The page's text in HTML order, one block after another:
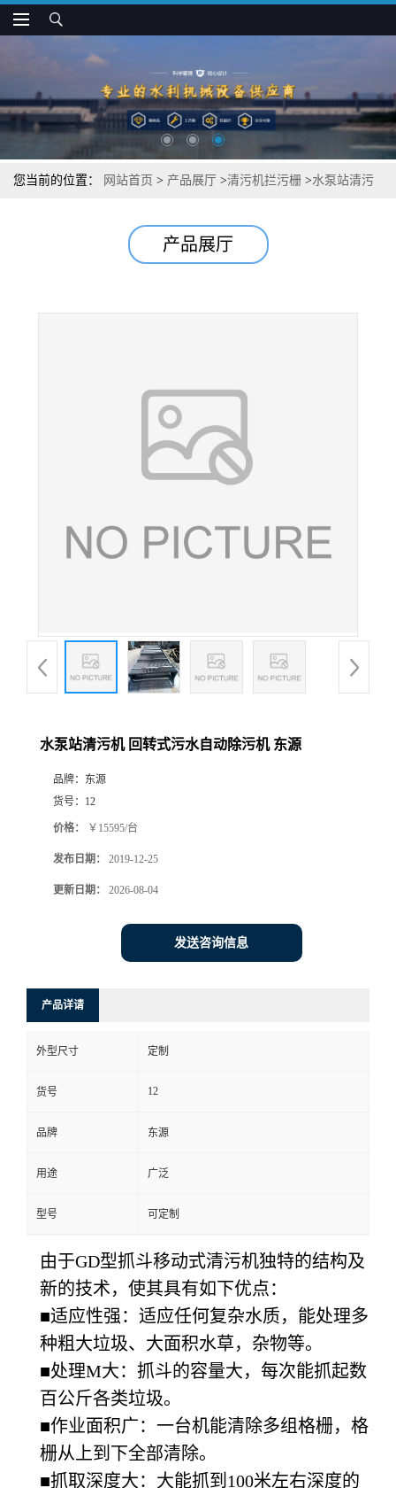
您当前的位置： 网站首页 > 产品展厅 >清污机拦污栅 >水泵站清污
产品展厅
水泵站清污机 回转式污水自动除污机 东源
品牌： 东源
货号： 12
价格： ￥15595/台
发布日期： 2019-12-25
更新日期： 2026-08-04
发送咨询信息
产品详请
外型尺寸 定制
货号 12
品牌 东源
用途 广泛
型号 可定制
由于GD型抓斗移动式清污机独特的结构及
新的技术，使其具有如下优点：
■适应性强：适应任何复杂水质，能处理多
种粗大垃圾、大面积水草，杂物等。
■处理M大：抓斗的容量大，每次能抓起数
百公斤各类垃圾。
■作业面积广：一台机能清除多组格栅，格
栅从上到下全部清除。
■抓取深度大：大能抓到100米左右深度的